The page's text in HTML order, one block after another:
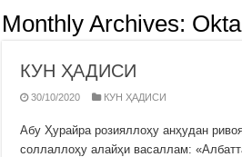
Monthly Archives:
КУН ҲАДИСИ
30/10/2020 КУН ҲАДИСИ
Абу Ҳурайра розияллоҳу анҳудан
соллаллоҳу алайҳи васаллам: